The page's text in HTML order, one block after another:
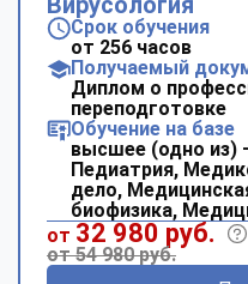
Срок обучения
от 256 часов
Получаемый
Диплом о
переподготовке
Обучение на базе
высшее (одно из)
Педиатрия,
дело,
биофизика,
от 32 980 руб.
от 54 980 руб.